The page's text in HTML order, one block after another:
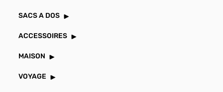
SACS A DOS
ACCESSOIRES
MAISON
VOYAGE